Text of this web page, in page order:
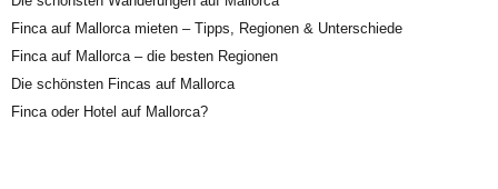
Finca auf Mallorca mieten – Tipps, Regionen & Unterschiede
Finca auf Mallorca – die besten Regionen
Die schönsten Fincas auf Mallorca
Finca oder Hotel auf Mallorca?